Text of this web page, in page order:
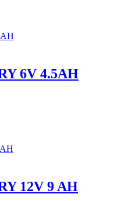
6V 4.5AH
12V 9 AH